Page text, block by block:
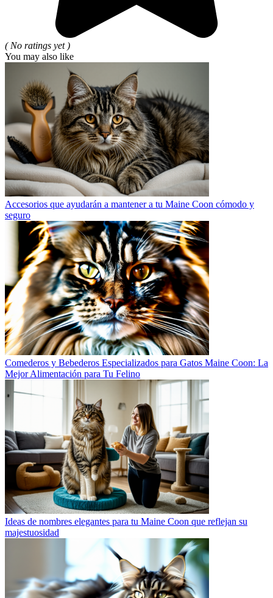
( No ratings yet )
You may also like
Accesorios que ayudarán a mantener a tu Maine Coon cómodo y
seguro
Comederos y Bebederos Especializados para Gatos Maine Coon: La
Mejor Alimentación para Tu Felino
Ideas de nombres elegantes para tu Maine Coon que reflejan su
majestuosidad